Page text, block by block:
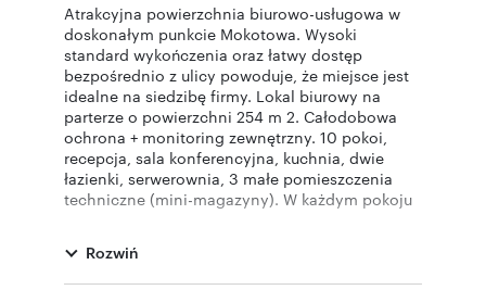
Atrakcyjna powierzchnia biurowo-usługowa w
doskonałym punkcie Mokotowa. Wysoki
standard wykończenia oraz łatwy dostęp
bezpośrednio z ulicy powoduje, że miejsce jest
idealne na siedzibę firmy. Lokal biurowy na
parterze o powierzchni 254 m 2. Całodobowa
ochrona + monitoring zewnętrzny. 10 pokoi,
recepcja, sala konferencyjna, kuchnia, dwie
łazienki, serwerownia, 3 małe pomieszczenia
techniczne (mini-magazyny). W każdym pokoju
telefoniczna. Winda osobowa z poziomu garażu,
podjazd dla niepełnosprawnych. 3 stanowiska w
Rozwiń